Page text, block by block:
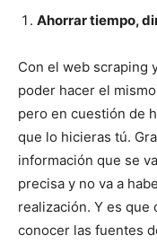
Ahorrar tiempo,
Con el web scraping
poder hacer el
pero en cuestión de
que lo hicieras tú.
información que se
precisa y no va a
realización. Y es que
conocer las fuentes